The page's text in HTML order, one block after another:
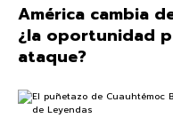
América cambia
¿la oportunidad
ataque?